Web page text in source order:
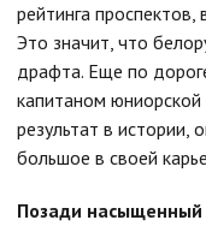
рейтинга
Это значит, что
драфта. Еще по
капитаном
результат в истории,
большое в своей
Позади насыщенный